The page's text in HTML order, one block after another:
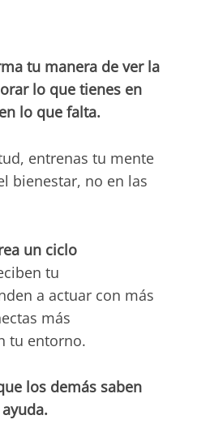
tu manera de ver la
lo que tienes en
lo que falta.
entrenas tu mente
bienestar, no en las
un ciclo
tu
a actuar con más
más
tu entorno.
los demás saben